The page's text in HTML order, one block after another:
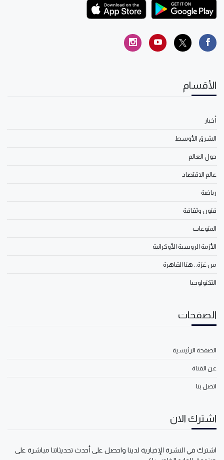
الأقسام
أخبار
الشرق الأوسط
حول العالم
عالم الاقتصاد
رياضة
فنون وثقافة
المنوعات
الأزمة الروسية الأوكرانية
من غزة.. هنا القاهرة
التكنولوجيا
الصفحات
الصفحة الرئيسية
عن القناة
اتصل بنا
اشترك الان
اشترك في النشرة الإخبارية لدينا واحصل على أحدث تحديثاتنا مباشرة على